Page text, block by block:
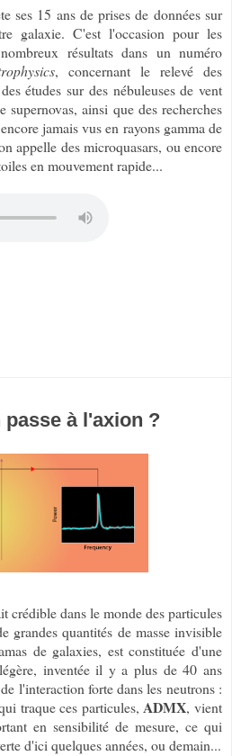
ses 15 ans de prises de données sur
galaxie. C'est l'occasion pour les
résultats dans un numéro
, concernant le relevé des
études sur des nébuleuses de vent
supernovas, ainsi que des recherches
jamais vus en rayons gamma de
appelle des microquasars, ou encore
en mouvement rapide...
à l'axion ?
crédible dans le monde des particules
grandes quantités de masse invisible
de galaxies, est constituée d'une
inventée il y a plus de 40 ans
l'interaction forte dans les neutrons :
traque ces particules,ADMX, vient
en sensibilité de mesure, ce qui
d'ici quelques années, ou demain...